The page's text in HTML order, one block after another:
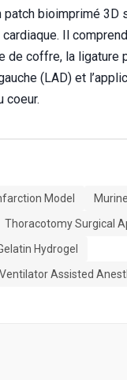
bioimprimé 3D
Il
de coffre, la ligature
(LAD) et
coeur.
Model
Thoracotomy Surgical
Hydrogel
Ventilator Assisted